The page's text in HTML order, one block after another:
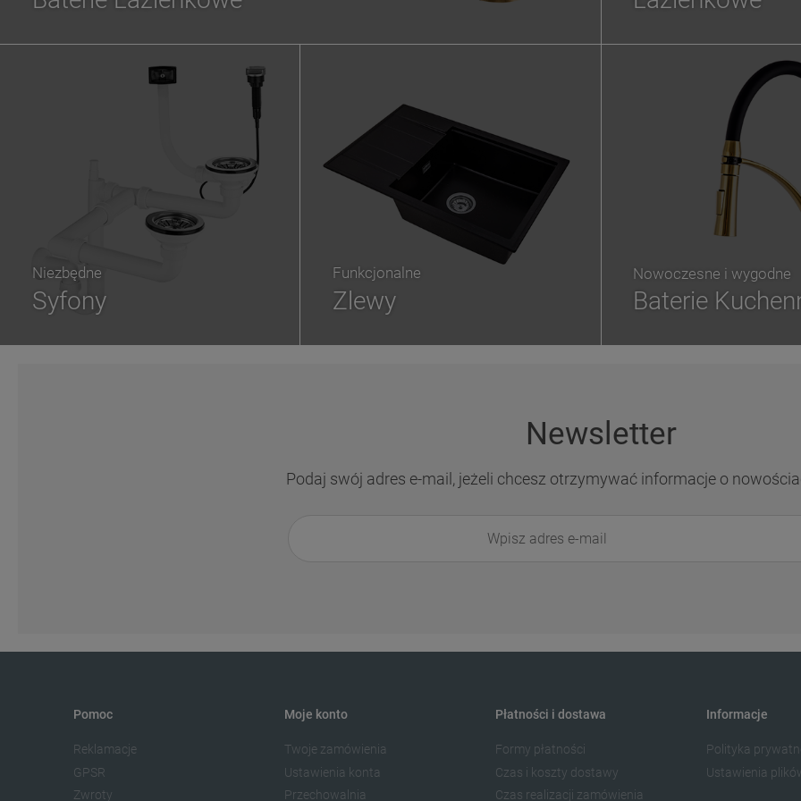
Nowoczesne i wygodne
Baterie
Niezbędne
Syfony
Funkcjonalne
Zlewy
Newsletter
Podaj swój adres e-mail, jeżeli chcesz otrzymywać informacje o
Pomoc
Reklamacje
GPSR
Zwroty
Moje konto
Twoje zamówienia
Ustawienia konta
Przechowalnia
Płatności i dostawa
Formy płatności
Czas i koszty dostawy
Czas realizacji zamówienia
Informacje
Polityka
Ustawienia